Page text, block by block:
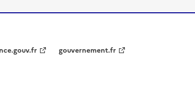
gouvernement.fr